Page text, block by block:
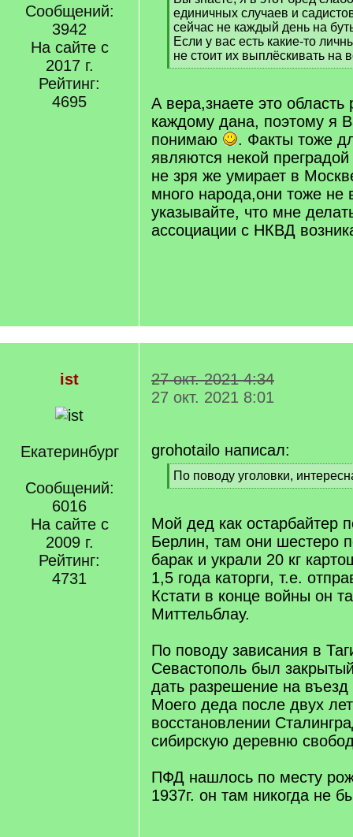
Сообщений:
3942
На сайте с
2017 г.
Рейтинг:
4695
q
]
единичных случаев и
сейчас не каждый день на
Если у вас есть какие-то
не стоит их выплёскивать на
[
q
]
А вера,знаете это область
каждому дана, поэтому я
понимаю
. Факты тоже
являются некой
не зря же умирает в
много народа,они тоже не
указывайте, что мне
ассоциации с НКВД
ist
Екатеринбург
Сообщений:
6016
На сайте с
2009 г.
Рейтинг:
4731
27 окт. 2021 4:34
27 окт. 2021 8:01
grohotailo написал:
[
q
По поводу уголовки,
[
q
]
Мой дед как остарбайтер
Берлин, там они шестеро
барак и украли 20 кг
1,5 года каторги, т.е.
Кстати в конце войны он
Миттельблау.
По поводу зависания в
Севастополь был
дать разрешение на въезд
Моего деда после двух
восстановлении
сибирскую деревню
ПФД нашлось по месту
1937г. он там никогда не